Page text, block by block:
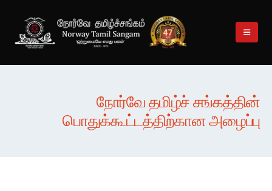
நோர்வே தமிழ்ச் சங்கத்தின்
பொதுக்கூட்டத்திற்கான அழைப்பு